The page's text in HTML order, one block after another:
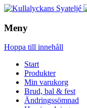
Meny
Hoppa till innehåll
Start
Produkter
Min varukorg
Brud, bal & fest
Ändringssömnad